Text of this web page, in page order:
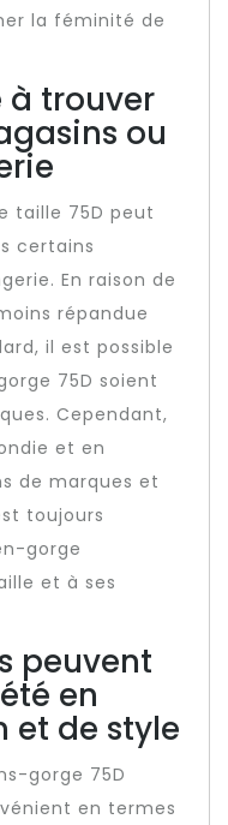
la féminité de
à trouver
ou
taille 75D peut
certains
En raison de
répandue
il est possible
75D soient
Cependant,
et en
de marques et
toujours
gorge
et à ses
peuvent
en
et de style
gorge 75D
en termes